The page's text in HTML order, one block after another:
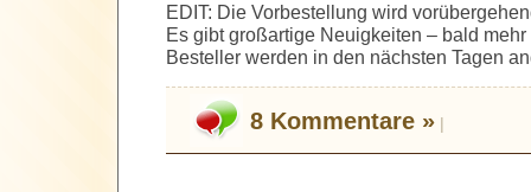
EDIT: Die Vorbestellung wird
Es gibt großartige Neuigkeiten – bald
Besteller werden in den nächsten Tagen
8 Kommentare » |